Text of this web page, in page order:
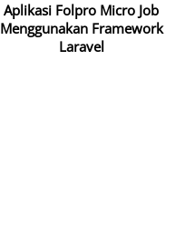
Aplikasi Folpro Micro Job
Menggunakan Framework
Laravel